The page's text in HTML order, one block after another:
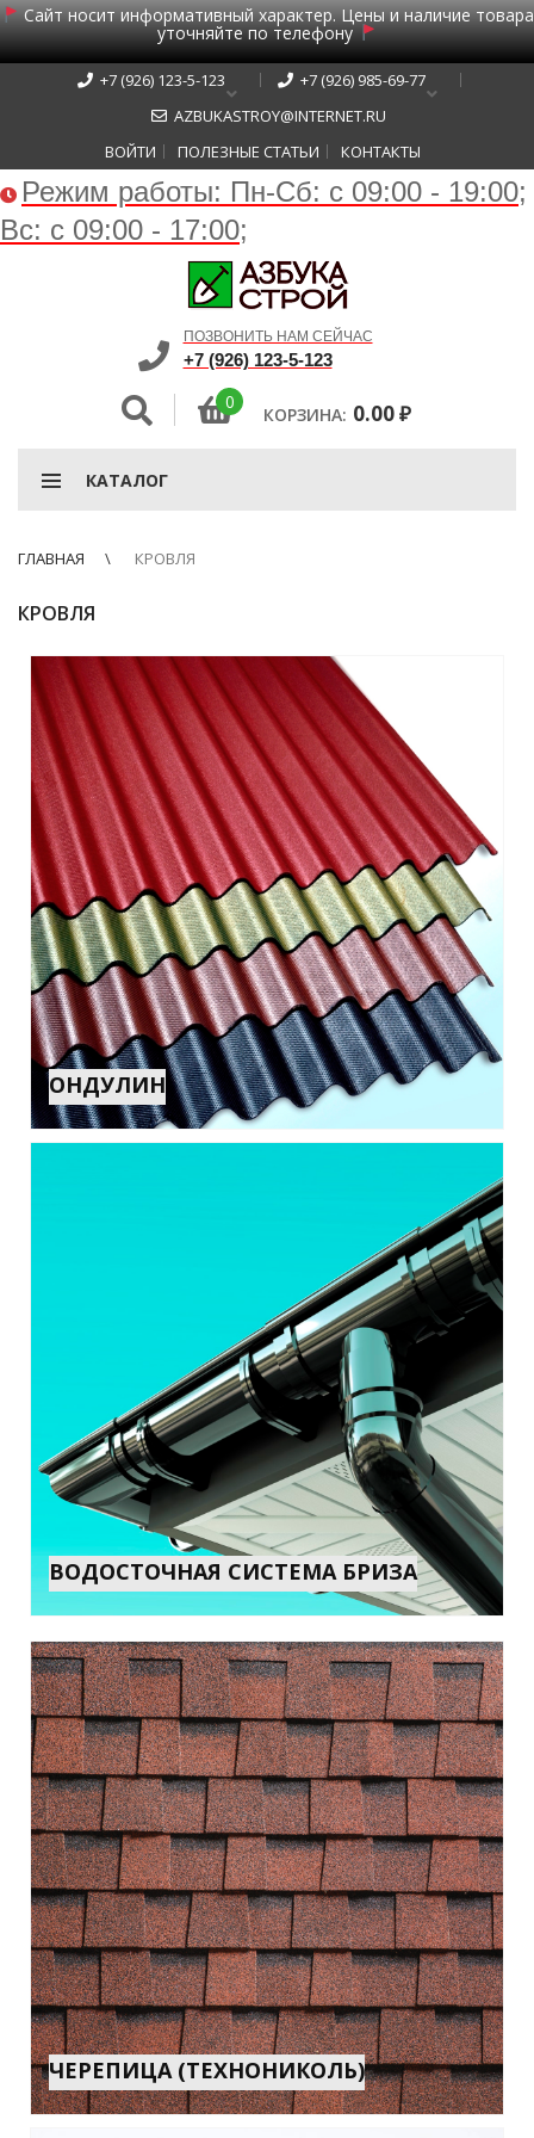
Сайт носит информативный характер. Цены и наличие товара
уточняйте по телефону
+7 (926) 123-5-123
+7 (926) 985-69-77
AZBUKASTROY@INTERNET.RU
ВОЙТИ
ПОЛЕЗНЫЕ СТАТЬИ КОНТАКТЫ
Режим работы: Пн-Сб: с 09:00 - 19:00;
Вс: с 09:00 - 17:00;
ПОЗВОНИТЬ НАМ СЕЙЧАС
+7 (926) 123-5-123
0
КОРЗИНА: 0.00₽
КАТАЛОГ
ГЛАВНАЯ КРОВЛЯ
КРОВЛЯ
ОНДУЛИН
ВОДОСТОЧНАЯ СИСТЕМА БРИЗА
ЧЕРЕПИЦА (ТЕХНОНИКОЛЬ)